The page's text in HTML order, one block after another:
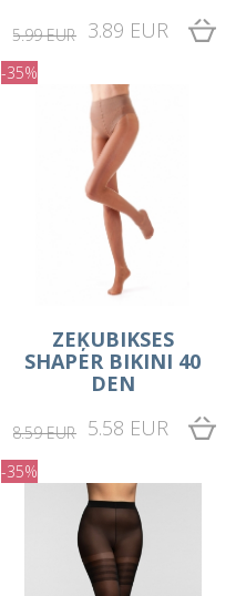
5.99 EUR 3.89 EUR
-35%
ZEĶUBIKSES
SHAPER BIKINI 40
DEN
8.59 EUR 5.58 EUR
-35%